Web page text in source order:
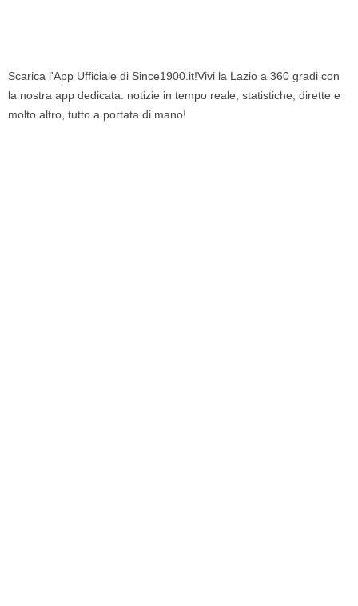
Scarica l'App Ufficiale di Since1900.it!Vivi la Lazio a 360 gradi con
la nostra app dedicata: notizie in tempo reale, statistiche, dirette e
molto altro, tutto a portata di mano!